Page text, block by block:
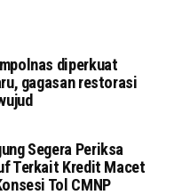
diperkuat
gagasan restorasi
Segera Periksa
Terkait Kredit Macet
Tol CMNP